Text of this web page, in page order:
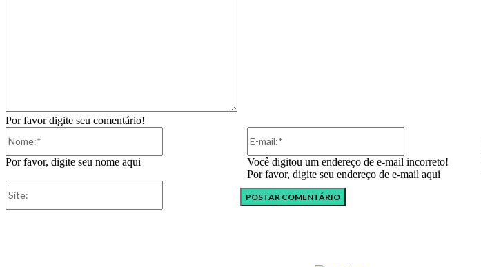
Por favor digite seu comentário!
Por favor, digite seu nome aqui
Você digitou um endereço de e-mail incorreto!
Por favor, digite seu endereço de e-mail aqui